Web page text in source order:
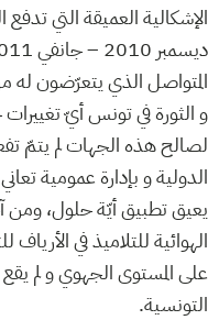
الإشكالية العميقة التي
المتواصل الذي يتعرّضون له
لصالح هذه الجهات لم يتمّ
الدولية و بإدارة عمومية
يعيق تطبيق أيّة حلول، ومن
الهوائية للتلاميذ في
على المستوى الجهوي و لم
التونسية.